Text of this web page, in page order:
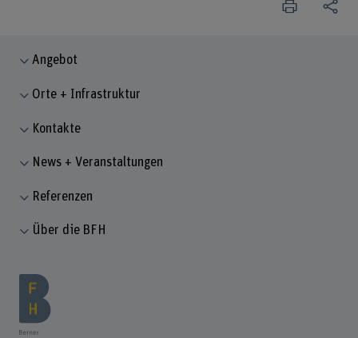
Angebot
Orte + Infrastruktur
Kontakte
News + Veranstaltungen
Referenzen
Über die BFH